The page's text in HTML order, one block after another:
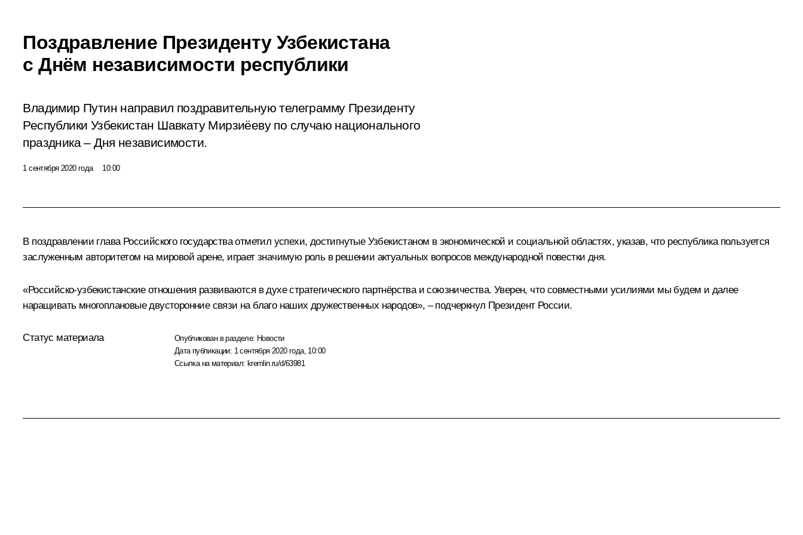
Поздравление Президенту Узбекистана
с Днём независимости республики
Владимир Путин направил поздравительную телеграмму Президенту
Республики Узбекистан Шавкату Мирзиёеву по случаю национального
праздника – Дня независимости.
1 сентября 2020 года 10:00
В поздравлении глава Российского государства отметил успехи, достигнутые Узбекистаном в экономической и социальной областях, указав, что республика пользуется
заслуженным авторитетом на мировой арене, играет значимую роль в решении актуальных вопросов международной повестки дня.
«Российско-узбекистанские отношения развиваются в духе стратегического партнёрства и союзничества. Уверен, что совместными усилиями мы будем и далее
наращивать многоплановые двусторонние связи на благо наших дружественных народов», – подчеркнул Президент России.
Статус материала Опубликован в разделе: Новости
Дата публикации: 1 сентября 2020 года, 10:00
Ссылка на материал: kremlin.ru/d/63981